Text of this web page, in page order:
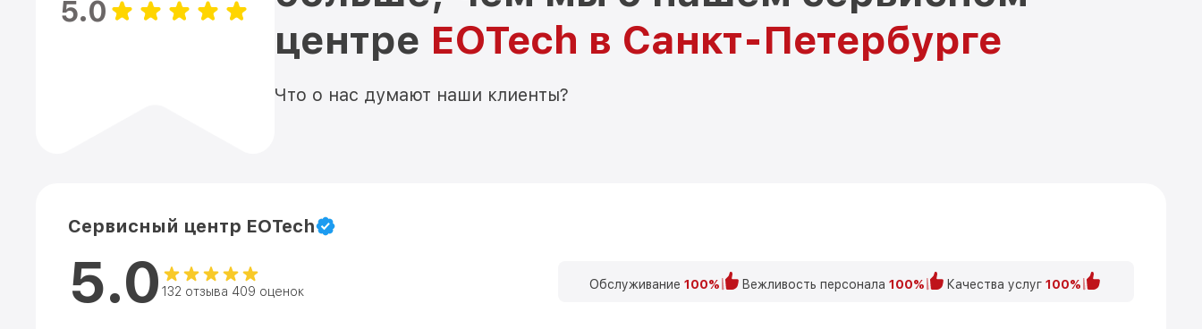
5.0
центре EOTech в Санкт-Петербурге
Что о нас думают наши клиенты?
Сервисный центр EOTech
5.0 132 отзыва 409 оценок Обслуживание 100% Вежливость персонала 100% Качества услуг 100%